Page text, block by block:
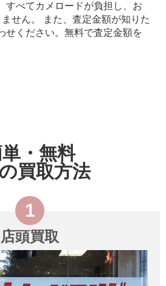
すべてカメロードが負担し、お
せん。 また、査定金額が知りた
せください。無料で査定金額を
・無料
買取方法
店頭買取